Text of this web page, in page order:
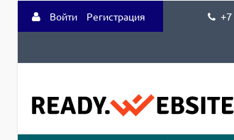
Войти Регистрация